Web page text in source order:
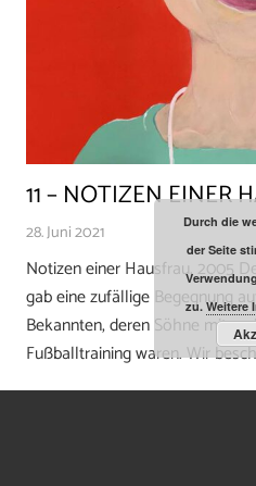
11 – NOTIZEN EINER
28. Juni 2021
Notizen einer Hausfrau, 2005
gab eine zufällige Begegnung
Bekannten, deren Söhne mit
Fußballtraining waren. Wir
Durch die
der Seite
zu. Weitere